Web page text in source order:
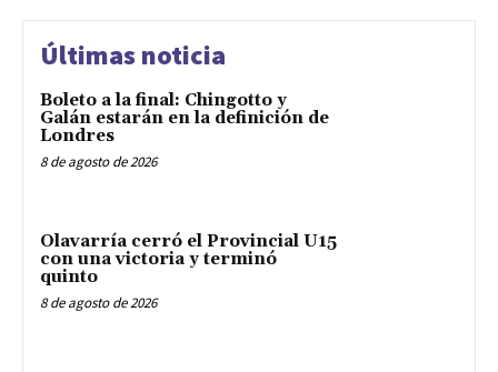
Últimas noticia
Boleto a la final: Chingotto y
Galán estarán en la definición de
Londres
8 de agosto de 2026
Olavarría cerró el Provincial U15
con una victoria y terminó
quinto
8 de agosto de 2026